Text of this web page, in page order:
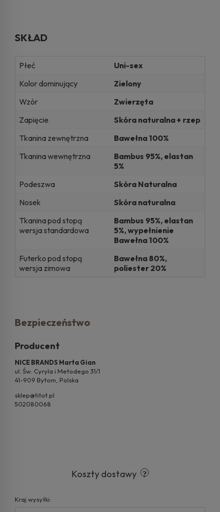
SKŁAD
Płeć
Uni-sex
Kolor dominujący
Zielony
Wzór
Zwierzęta
Zapięcie
Skóra naturalna + rzep
Tkanina zewnętrzna
Bawełna 100%
Tkanina wewnętrzna
Bambus 95%, elastan
5%
Podeszwa
Skóra Naturalna
Nosek
Skóra naturalna
Tkanina pod stopą
wersja standardowa
Bambus 95%, elastan
5%, wypełnienie
Bawełna 100%
Futerko pod stopą
wersja zimowa
Bawełna 80%,
poliester 20%
Bezpieczeństwo
Producent
NICE BRANDS Marta Gian
ul. Św. Cyryla i Metodego 31/1
41-909 Bytom, Polska
sklep@titot.pl
502080068
Koszty dostawy
Kraj wysyłki: